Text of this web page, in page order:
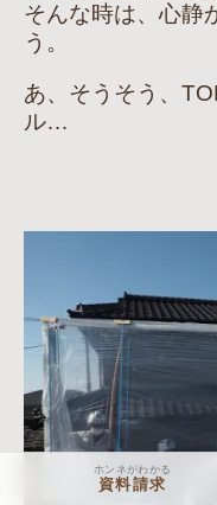
そんな時は、心静
う。
あ、そうそう、
ル…
ホンネがわかる
資料請求